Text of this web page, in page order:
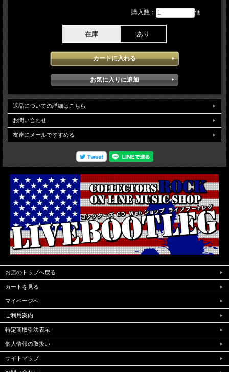
っています。映像クオリティはProソースが使用され安定した高画で堪能できま
購入数： 個
在庫 あり
返品についての詳細はこちら
お問い合わせ
友達にメールですすめる
お店のトップへ戻る
カートを見る
マイページへ
ご利用案内
特定商取引法表示
個人情報の取扱い
サイトマップ